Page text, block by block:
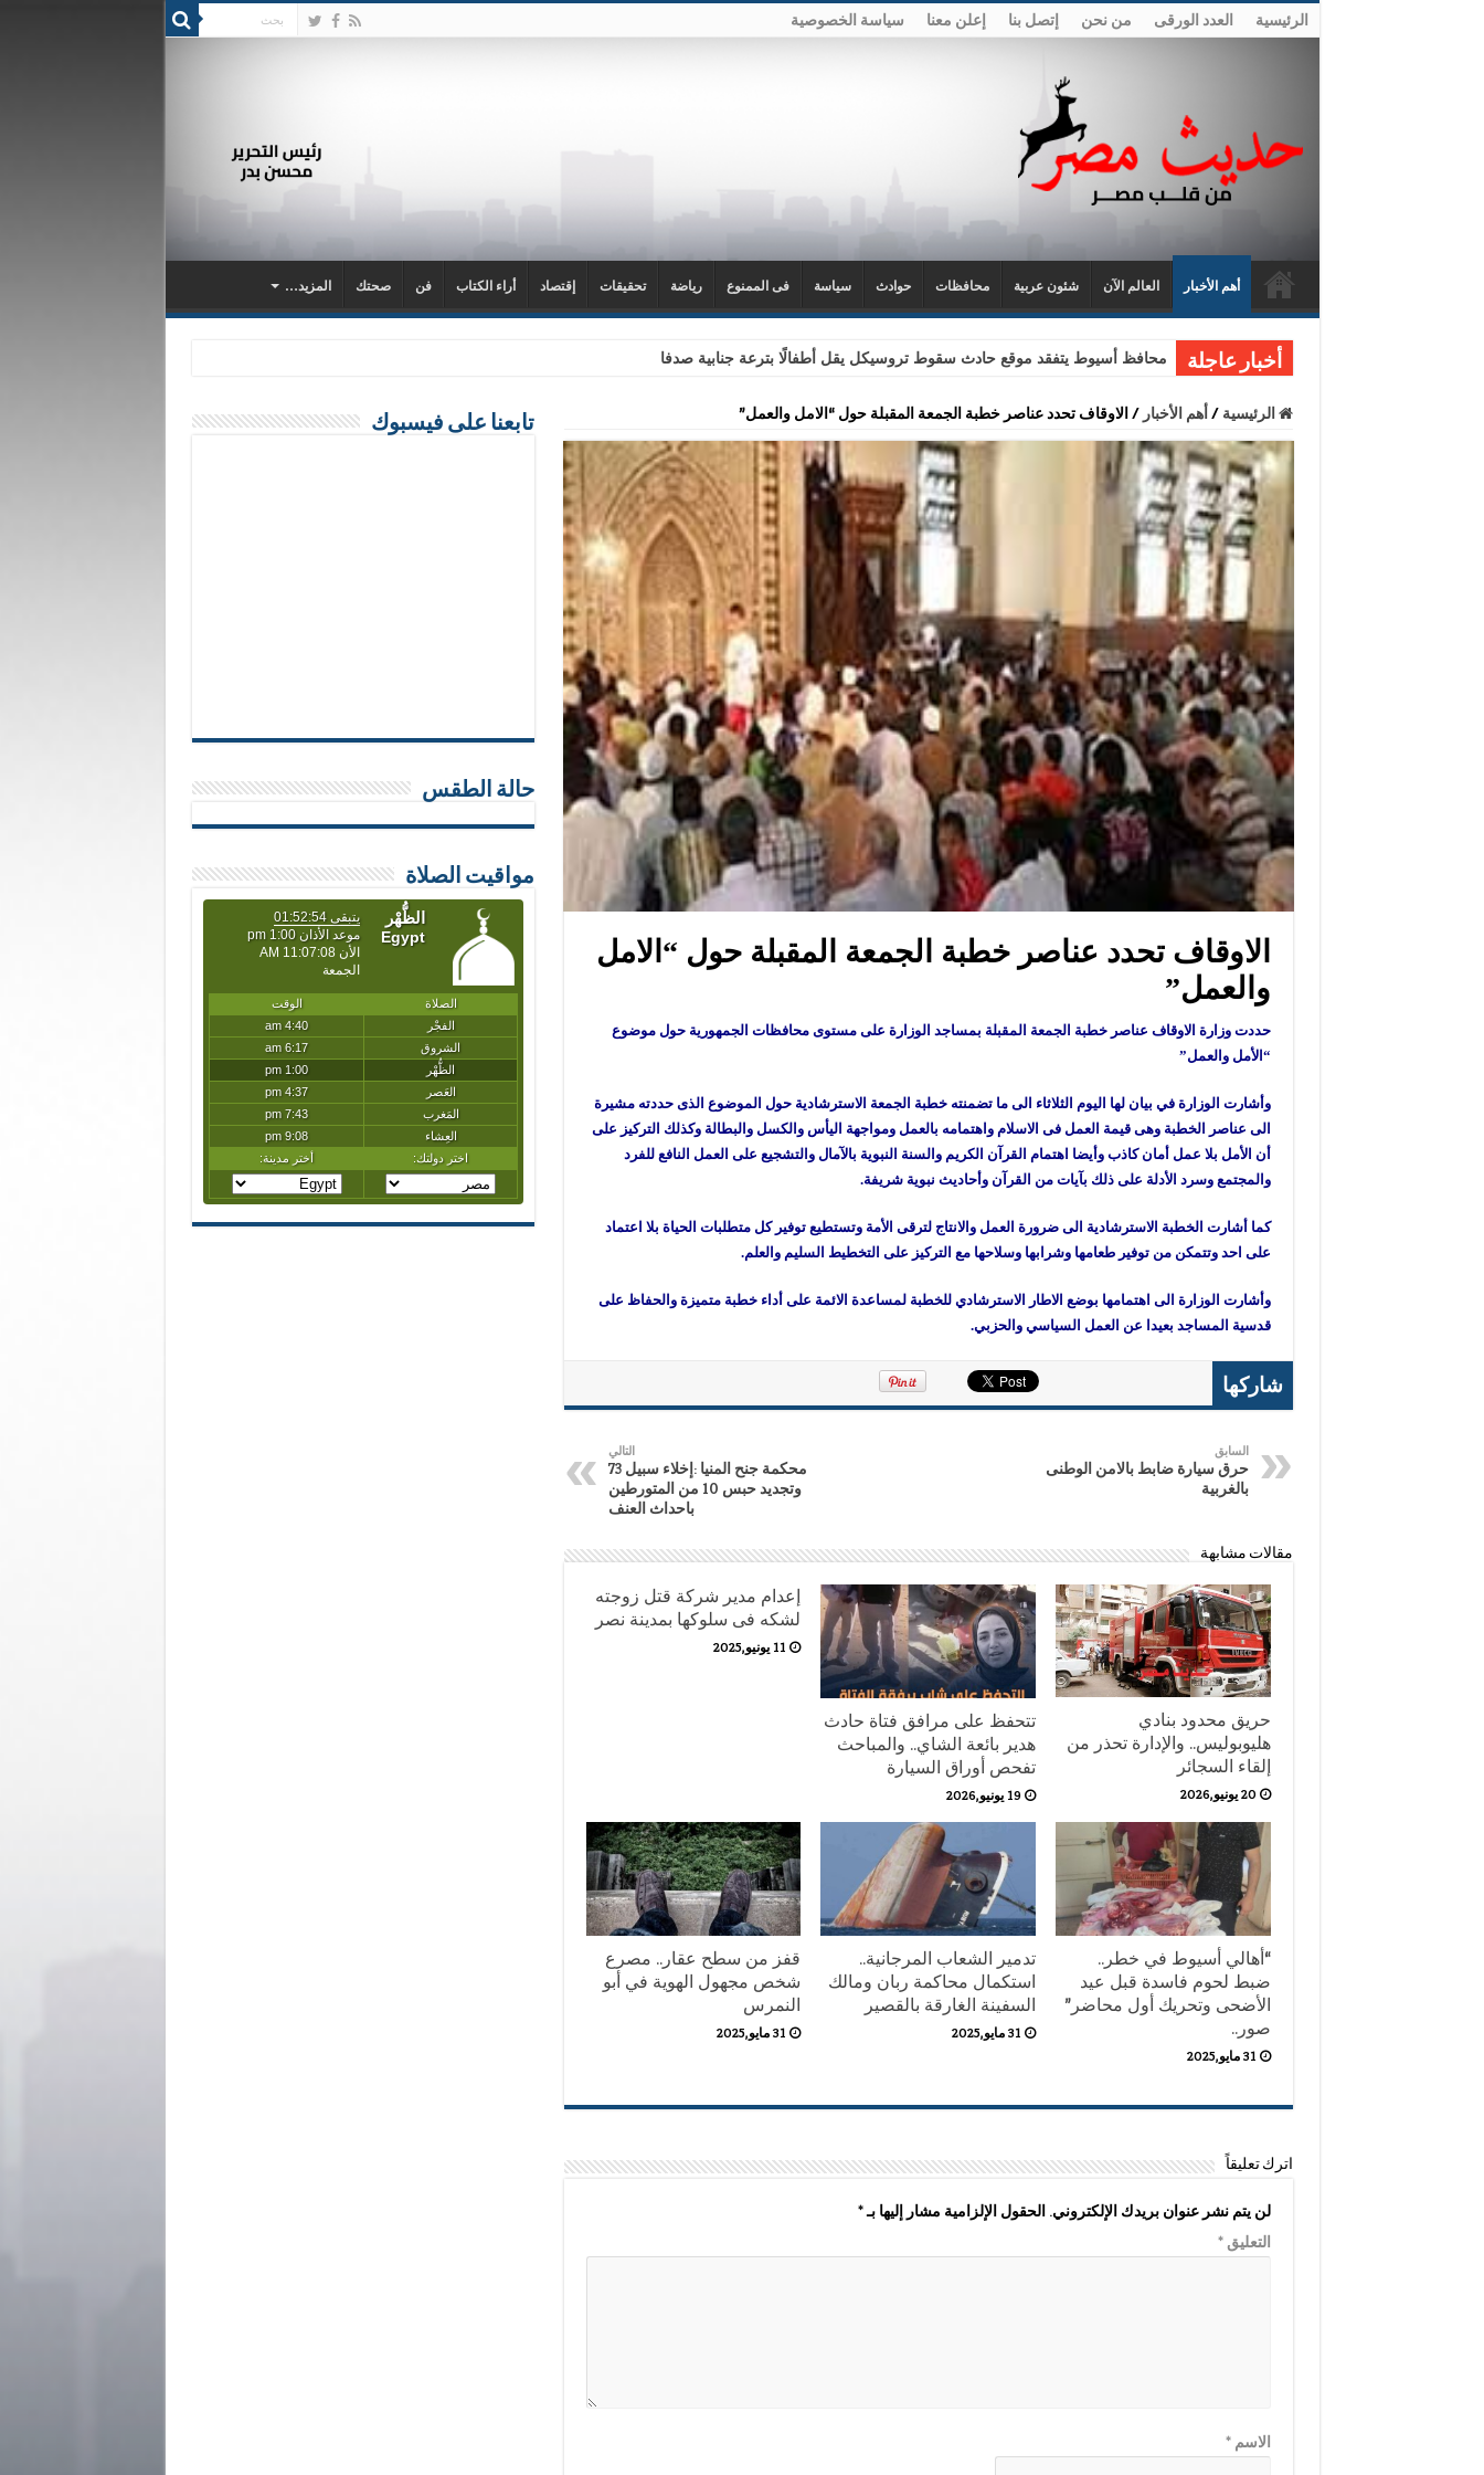
الرئيسية العدد الورقى من نحن إتصل بنا إعلن معنا سياسة الخصوصية
أهم الأخبار العالم الآن شئون عربية محافظات حوادث سياسة فى الممنوع رياضة تحقيقات إقتصاد أراء الكتاب فن صحتك المزيد…
أخبار عاجلة محافظ أسيوط يتفقد موقع حادث سقوط تروسيكل يقل أطفالًا بترعة جنابية صدفا
الرئيسية /أهم الأخبار /الاوقاف تحدد عناصر خطبة الجمعة المقبلة حول “الامل والعمل”
الاوقاف تحدد عناصر خطبة الجمعة المقبلة حول “الامل
والعمل”
حددت وزارة الاوقاف عناصر خطبة الجمعة المقبلة بمساجد الوزارة على مستوى محافظات الجمهورية حول موضوع
“الأمل والعمل”
وأشارت الوزارة في بيان لها اليوم الثلاثاء الى ما تضمنته خطبة الجمعة الاسترشادية حول الموضوع الذى حددته مشيرة
الى عناصر الخطبة وهى قيمة العمل فى الاسلام واهتمامه بالعمل ومواجهة اليأس والكسل والبطالة وكذلك التركيز على
أن الأمل بلا عمل أمان كاذب وأيضا اهتمام القرآن الكريم والسنة النبوية بالآمال والتشجيع على العمل النافع للفرد
والمجتمع وسرد الأدلة على ذلك بآيات من القرآن وأحاديث نبوية شريفة.
كما أشارت الخطبة الاسترشادية الى ضرورة العمل والانتاج لترقى الأمة وتستطيع توفير كل متطلبات الحياة بلا اعتماد
على احد وتتمكن من توفير طعامها وشرابها وسلاحها مع التركيز على التخطيط السليم والعلم.
وأشارت الوزارة الى اهتمامها بوضع الاطار الاسترشادي للخطبة لمساعدة الائمة على أداء خطبة متميزة والحفاظ على
قدسية المساجد بعيدا عن العمل السياسي والحزبي.
شاركها
السابق
حرق سيارة ضابط بالامن الوطنى
بالغربية
التالي
محكمة جنح المنيا :إخلاء سبيل 73
وتجديد حبس 10 من المتورطين
باحداث العنف
مقالات مشابهة
حريق محدود بنادي
هليوبوليس.. والإدارة تحذر من
إلقاء السجائر
20 يونيو,2026
تتحفظ على مرافق فتاة حادث
هدير بائعة الشاي.. والمباحث
تفحص أوراق السيارة
19 يونيو,2026
إعدام مدير شركة قتل زوجته
لشكه فى سلوكها بمدينة نصر
11 يونيو,2025
“أهالي أسيوط في خطر..
ضبط لحوم فاسدة قبل عيد
الأضحى وتحريك أول محاضر”
صور..
31 مايو,2025
تدمير الشعاب المرجانية..
استكمال محاكمة ربان ومالك
السفينة الغارقة بالقصير
31 مايو,2025
قفز من سطح عقار.. مصرع
شخص مجهول الهوية في أبو
النمرس
31 مايو,2025
اترك تعليقاً
لن يتم نشر عنوان بريدك الإلكتروني. الحقول الإلزامية مشار إليها بـ*
التعليق*
الاسم*
تابعنا على فيسبوك
حالة الطقس
مواقيت الصلاة